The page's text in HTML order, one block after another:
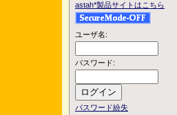
astah*製品サイトはこちら
ユーザ名:
パスワード:
パスワード紛失